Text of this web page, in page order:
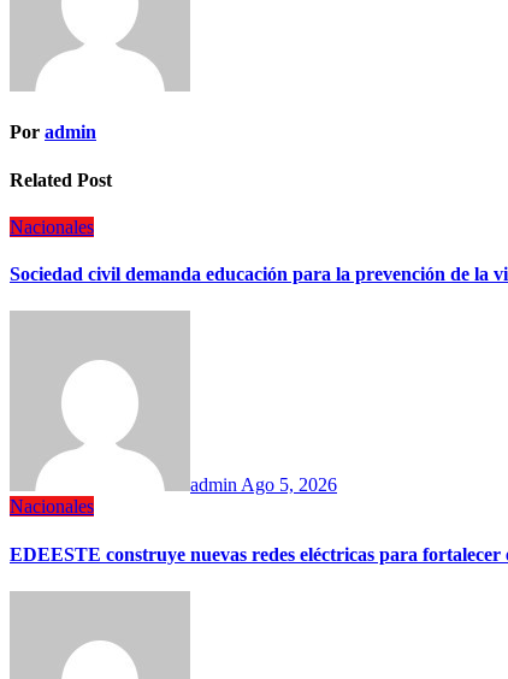
Por admin
Related Post
Nacionales
Sociedad civil demanda educación para la prevención de la
admin Ago 5, 2026
Nacionales
EDEESTE construye nuevas redes eléctricas para fortalecer